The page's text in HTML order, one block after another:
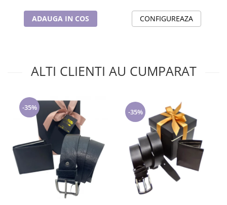
ADAUGA IN COS CONFIGUREAZA
ALTI CLIENTI AU CUMPARAT
-35%
-35%